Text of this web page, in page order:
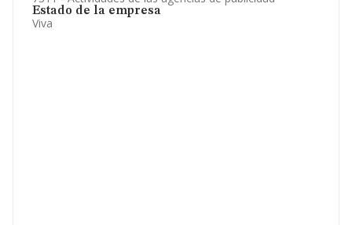
Estado de la empresa
Viva